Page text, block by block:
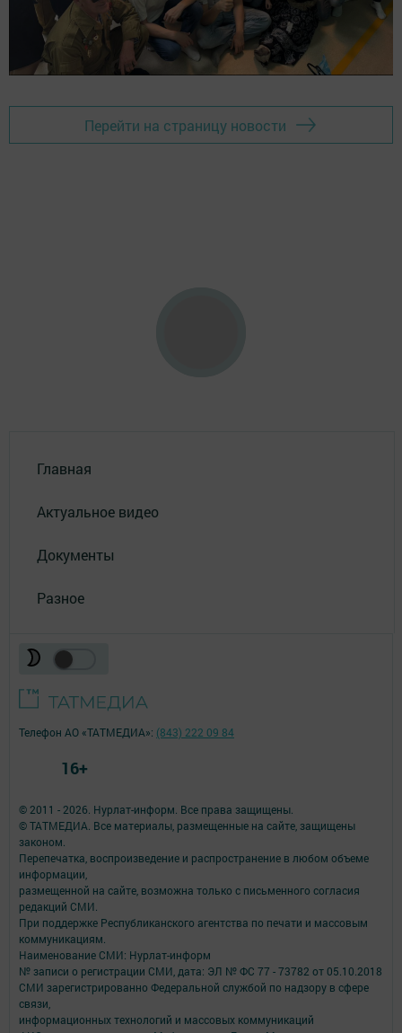
Перейти на страницу новости
Главная
Актуальное видео
Документы
Разное
© 2011 - 2026. Нурлат-⁠информ. Все права защищены.
© ТАТМЕДИА. Все материалы, размещенные на сайте, защищены
законом.
Перепечатка, воспроизведение и распространение в любом объеме
информации,
размещенной на сайте, возможна только с письменного согласия
редакций СМИ.
При поддержке Республиканского агентства по печати и массовым
коммуникациям.
Наименование СМИ: Нурлат-⁠информ
№ записи о регистрации СМИ, дата: ЭЛ № ФС 77 -⁠ 73782 от 05.10.2018
СМИ зарегистрированно Федеральной службой по надзору в сфере
связи,
информационных технологий и массовых коммуникаций
Телефон АО «ТАТМЕДИА»: (843) 222 09 84
16+